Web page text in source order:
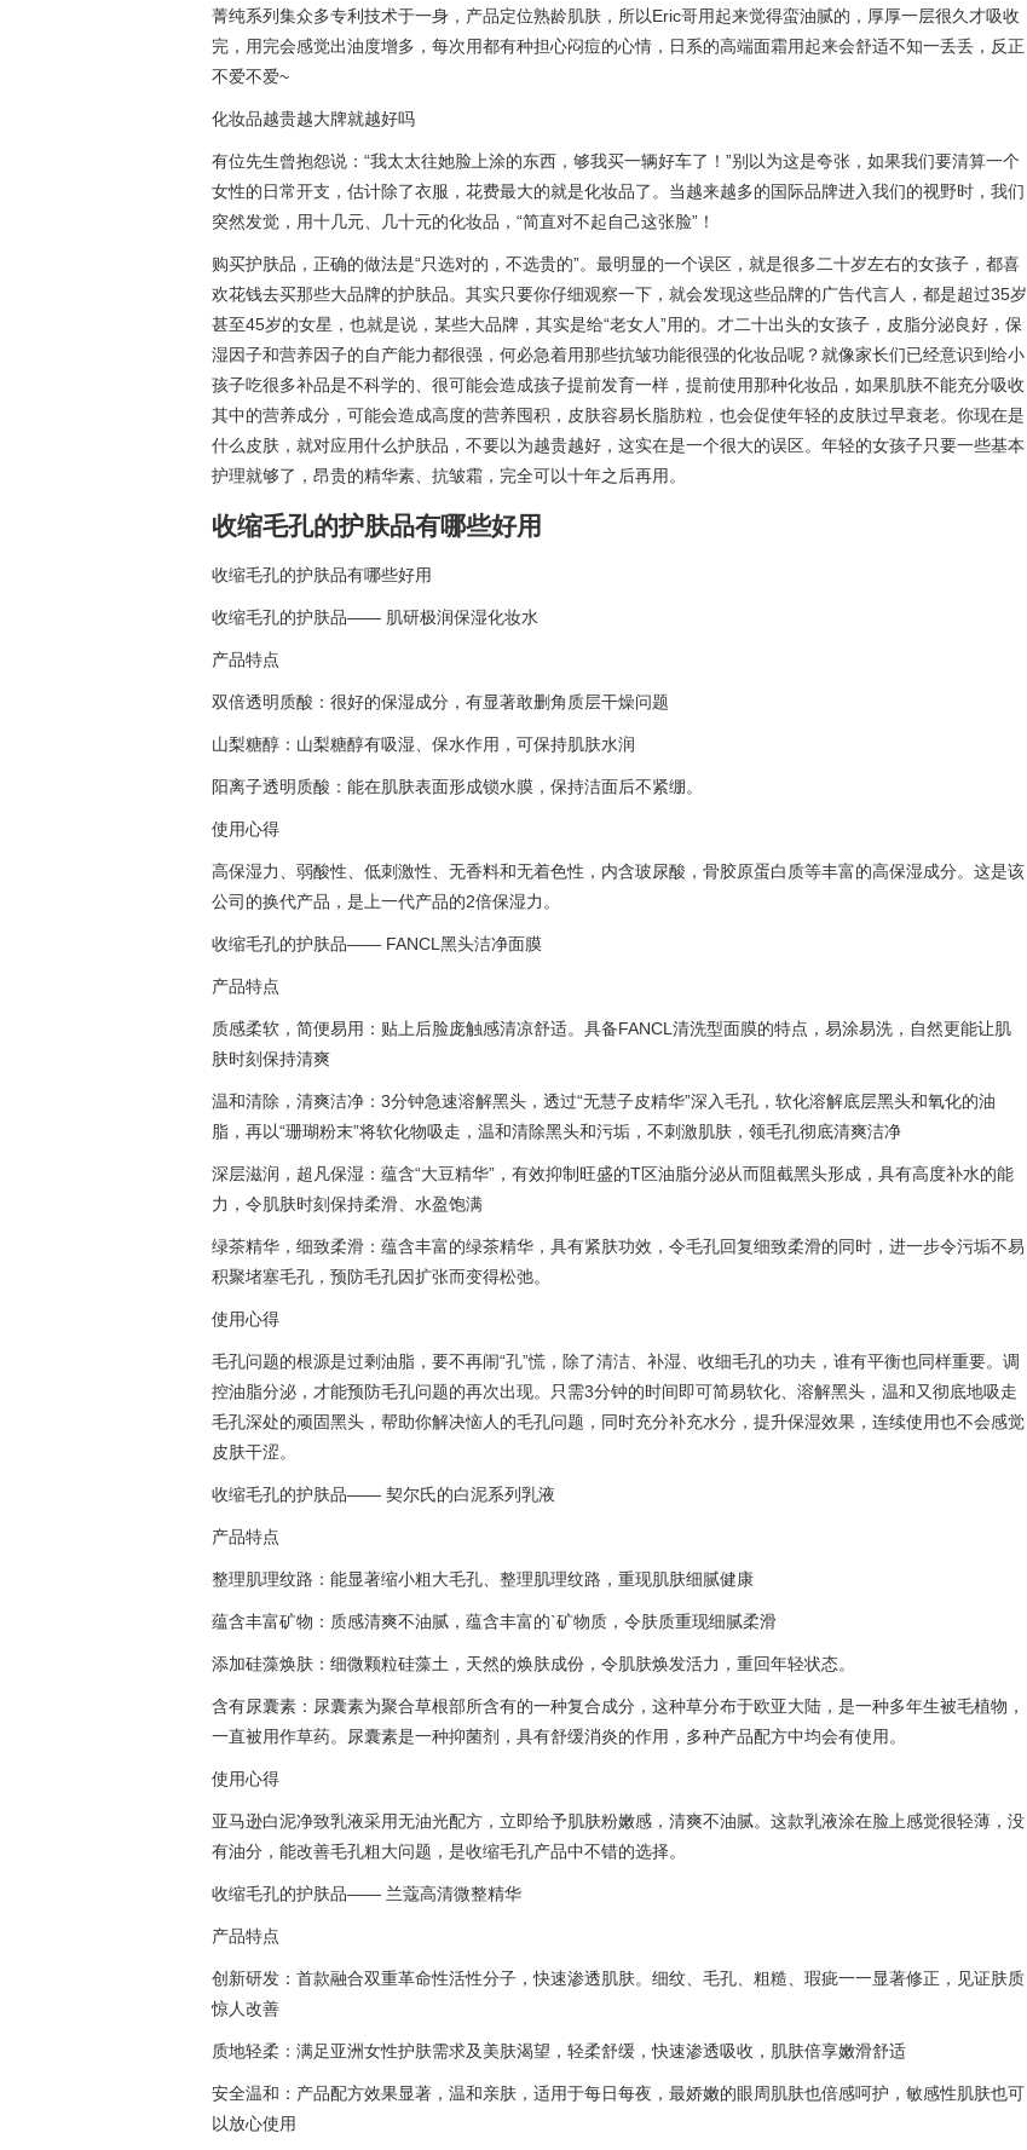
菁纯系列集众多专利技术于一身，产品定位熟龄肌肤，所以Eric哥用起来觉得蛮油腻的，厚厚一层很久才吸收
完，用完会感觉出油度增多，每次用都有种担心闷痘的心情，日系的高端面霜用起来会舒适不知一丢丢，反正
不爱不爱~
化妆品越贵越大牌就越好吗
有位先生曾抱怨说：“我太太往她脸上涂的东西，够我买一辆好车了！”别以为这是夸张，如果我们要清算一个
女性的日常开支，估计除了衣服，花费最大的就是化妆品了。当越来越多的国际品牌进入我们的视野时，我们
突然发觉，用十几元、几十元的化妆品，“简直对不起自己这张脸”！
购买护肤品，正确的做法是“只选对的，不选贵的”。最明显的一个误区，就是很多二十岁左右的女孩子，都喜
欢花钱去买那些大品牌的护肤品。其实只要你仔细观察一下，就会发现这些品牌的广告代言人，都是超过35岁
甚至45岁的女星，也就是说，某些大品牌，其实是给“老女人”用的。才二十出头的女孩子，皮脂分泌良好，保
湿因子和营养因子的自产能力都很强，何必急着用那些抗皱功能很强的化妆品呢？就像家长们已经意识到给小
孩子吃很多补品是不科学的、很可能会造成孩子提前发育一样，提前使用那种化妆品，如果肌肤不能充分吸收
其中的营养成分，可能会造成高度的营养囤积，皮肤容易长脂肪粒，也会促使年轻的皮肤过早衰老。你现在是
什么皮肤，就对应用什么护肤品，不要以为越贵越好，这实在是一个很大的误区。年轻的女孩子只要一些基本
护理就够了，昂贵的精华素、抗皱霜，完全可以十年之后再用。
收缩毛孔的护肤品有哪些好用
收缩毛孔的护肤品有哪些好用
收缩毛孔的护肤品—— 肌研极润保湿化妆水
产品特点
双倍透明质酸：很好的保湿成分，有显著敢删角质层干燥问题
山梨糖醇：山梨糖醇有吸湿、保水作用，可保持肌肤水润
阳离子透明质酸：能在肌肤表面形成锁水膜，保持洁面后不紧绷。
使用心得
高保湿力、弱酸性、低刺激性、无香料和无着色性，内含玻尿酸，骨胶原蛋白质等丰富的高保湿成分。这是该
公司的换代产品，是上一代产品的2倍保湿力。
收缩毛孔的护肤品—— FANCL黑头洁净面膜
产品特点
质感柔软，简便易用：贴上后脸庞触感清凉舒适。具备FANCL清洗型面膜的特点，易涂易洗，自然更能让肌
肤时刻保持清爽
温和清除，清爽洁净：3分钟急速溶解黑头，透过“无慧子皮精华”深入毛孔，软化溶解底层黑头和氧化的油
脂，再以“珊瑚粉末”将软化物吸走，温和清除黑头和污垢，不刺激肌肤，领毛孔彻底清爽洁净
深层滋润，超凡保湿：蕴含“大豆精华”，有效抑制旺盛的T区油脂分泌从而阻截黑头形成，具有高度补水的能
力，令肌肤时刻保持柔滑、水盈饱满
绿茶精华，细致柔滑：蕴含丰富的绿茶精华，具有紧肤功效，令毛孔回复细致柔滑的同时，进一步令污垢不易
积聚堵塞毛孔，预防毛孔因扩张而变得松弛。
使用心得
毛孔问题的根源是过剩油脂，要不再闹“孔”慌，除了清洁、补湿、收细毛孔的功夫，谁有平衡也同样重要。调
控油脂分泌，才能预防毛孔问题的再次出现。只需3分钟的时间即可简易软化、溶解黑头，温和又彻底地吸走
毛孔深处的顽固黑头，帮助你解决恼人的毛孔问题，同时充分补充水分，提升保湿效果，连续使用也不会感觉
皮肤干涩。
收缩毛孔的护肤品—— 契尔氏的白泥系列乳液
产品特点
整理肌理纹路：能显著缩小粗大毛孔、整理肌理纹路，重现肌肤细腻健康
蕴含丰富矿物：质感清爽不油腻，蕴含丰富的`矿物质，令肤质重现细腻柔滑
添加硅藻焕肤：细微颗粒硅藻土，天然的焕肤成份，令肌肤焕发活力，重回年轻状态。
含有尿囊素：尿囊素为聚合草根部所含有的一种复合成分，这种草分布于欧亚大陆，是一种多年生被毛植物，
一直被用作草药。尿囊素是一种抑菌剂，具有舒缓消炎的作用，多种产品配方中均会有使用。
使用心得
亚马逊白泥净致乳液采用无油光配方，立即给予肌肤粉嫩感，清爽不油腻。这款乳液涂在脸上感觉很轻薄，没
有油分，能改善毛孔粗大问题，是收缩毛孔产品中不错的选择。
收缩毛孔的护肤品—— 兰蔻高清微整精华
产品特点
创新研发：首款融合双重革命性活性分子，快速渗透肌肤。细纹、毛孔、粗糙、瑕疵一一显著修正，见证肤质
惊人改善
质地轻柔：满足亚洲女性护肤需求及美肤渴望，轻柔舒缓，快速渗透吸收，肌肤倍享嫩滑舒适
安全温和：产品配方效果显著，温和亲肤，适用于每日每夜，最娇嫩的眼周肌肤也倍感呵护，敏感性肌肤也可
以放心使用